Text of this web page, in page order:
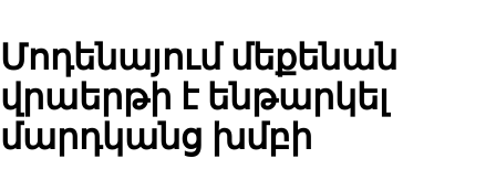
Մոդենայում մեքենան
վրաերթի է ենթարկել
մարդկանց խմբի